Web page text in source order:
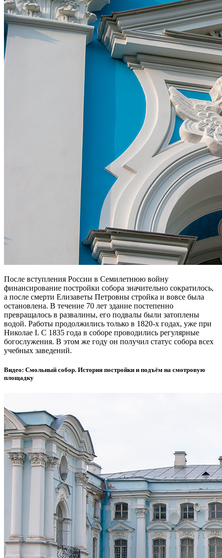
После вступления России в Семилетнюю войну
финансирование постройки собора значительно сократилось,
а после смерти Елизаветы Петровны стройка и вовсе была
остановлена. В течение 70 лет здание постепенно
превращалось в развалины, его подвалы были затоплены
водой. Работы продолжились только в 1820-х годах, уже при
Николае I. С 1835 года в соборе проводились регулярные
богослужения. В этом же году он получил статус собора всех
учебных заведений.
Видео: Смольный собор. История постройки и подъём на смотровую
площадку